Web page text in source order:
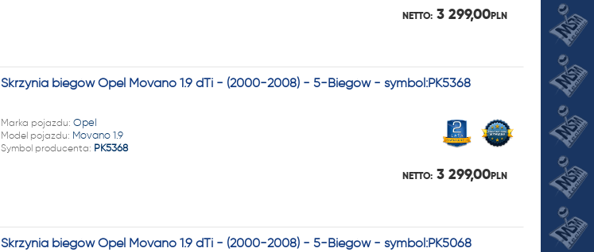
NETTO: 3 299,00PLN
Skrzynia biegów Opel Movano 1.9 dTi - (2000-2008) - 5-Biegów - symbol:PK5368
Marka pojazdu: Opel
Model pojazdu: Movano 1.9
Symbol producenta: PK5368
NETTO: 3 299,00PLN
Skrzynia biegów Opel Movano 1.9 dTi - (2000-2008) - 5-Biegów - symbol:PK5068